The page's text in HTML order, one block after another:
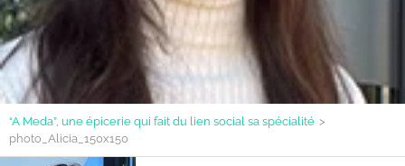
“A Meda”, une épicerie qui fait du lien social sa spécialité >
photo_Alicia_150x150